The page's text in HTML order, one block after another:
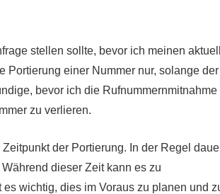
stellen sollte, bevor ich meinen
Portierung einer Nummer nur, solange der
bevor ich die Rufnummernmitnahme
zu verlieren.
der Portierung. In der Regel
dieser Zeit kann es zu
wichtig, dies im Voraus zu planen und